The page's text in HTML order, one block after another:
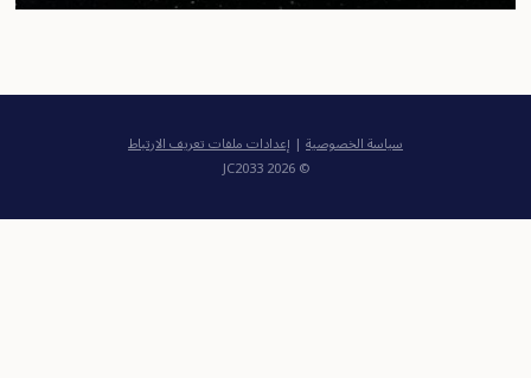
|إعدادات ملفات تعريف الارتباط